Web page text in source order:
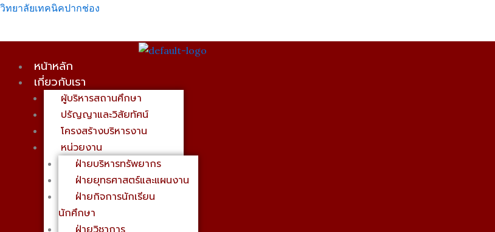
Skip
content
วิทยาลัยเทคนิคปากช่อง
เมนู
หน้าหลัก
เกี่ยวกับเรา
ผู้บริหารสถานศึกษา
ปรัญญาและวิสัยทัศน์
โครงสร้างบริหารงาน
หน่วยงาน
ฝ่ายบริหารทรัพยากร
ฝ่ายยุทธศาสตร์และแผนงาน
ฝ่ายกิจการนักเรียน
นักศึกษา